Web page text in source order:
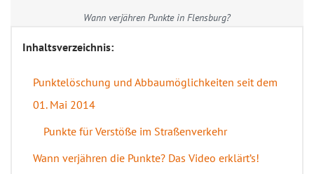
Wann verjähren Punkte in Flensburg?
Inhaltsverzeichnis:
Punktelöschung und Abbaumöglichkeiten seit dem
01. Mai 2014
Punkte für Verstöße im Straßenverkehr
Wann verjähren die Punkte? Das Video erklärt’s!